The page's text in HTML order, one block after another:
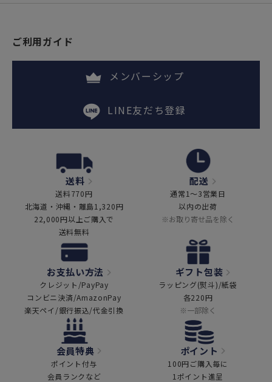
ご利用ガイド
メンバーシップ
LINE友だち登録
送料
送料770円
北海道・沖縄・離島1,320円
22,000円以上ご購入で
送料無料
配送
通常1～3営業日
以内の出荷
※お取り寄せ品を除く
お支払い方法
クレジット/PayPay
コンビニ決済/AmazonPay
楽天ペイ/銀行振込/代金引換
ギフト包装
ラッピング(熨斗)/紙袋
各220円
※一部除く
会員特典
ポイント付与
会員ランクなど
ポイント
100円ご購入毎に
1ポイント進呈